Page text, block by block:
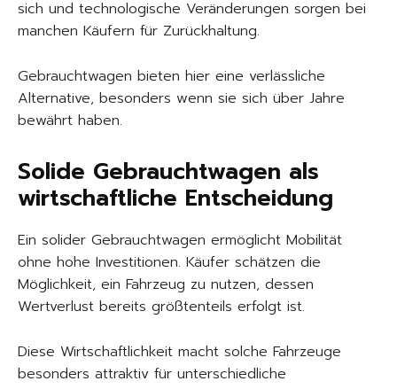
sich und technologische Veränderungen sorgen bei
manchen Käufern für Zurückhaltung.
Gebrauchtwagen bieten hier eine verlässliche
Alternative, besonders wenn sie sich über Jahre
bewährt haben.
Solide Gebrauchtwagen als
wirtschaftliche Entscheidung
Ein solider Gebrauchtwagen ermöglicht Mobilität
ohne hohe Investitionen. Käufer schätzen die
Möglichkeit, ein Fahrzeug zu nutzen, dessen
Wertverlust bereits größtenteils erfolgt ist.
Diese Wirtschaftlichkeit macht solche Fahrzeuge
besonders attraktiv für unterschiedliche